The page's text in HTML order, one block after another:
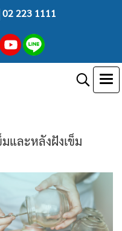
02 223 1111
และหลังฝังเข็ม